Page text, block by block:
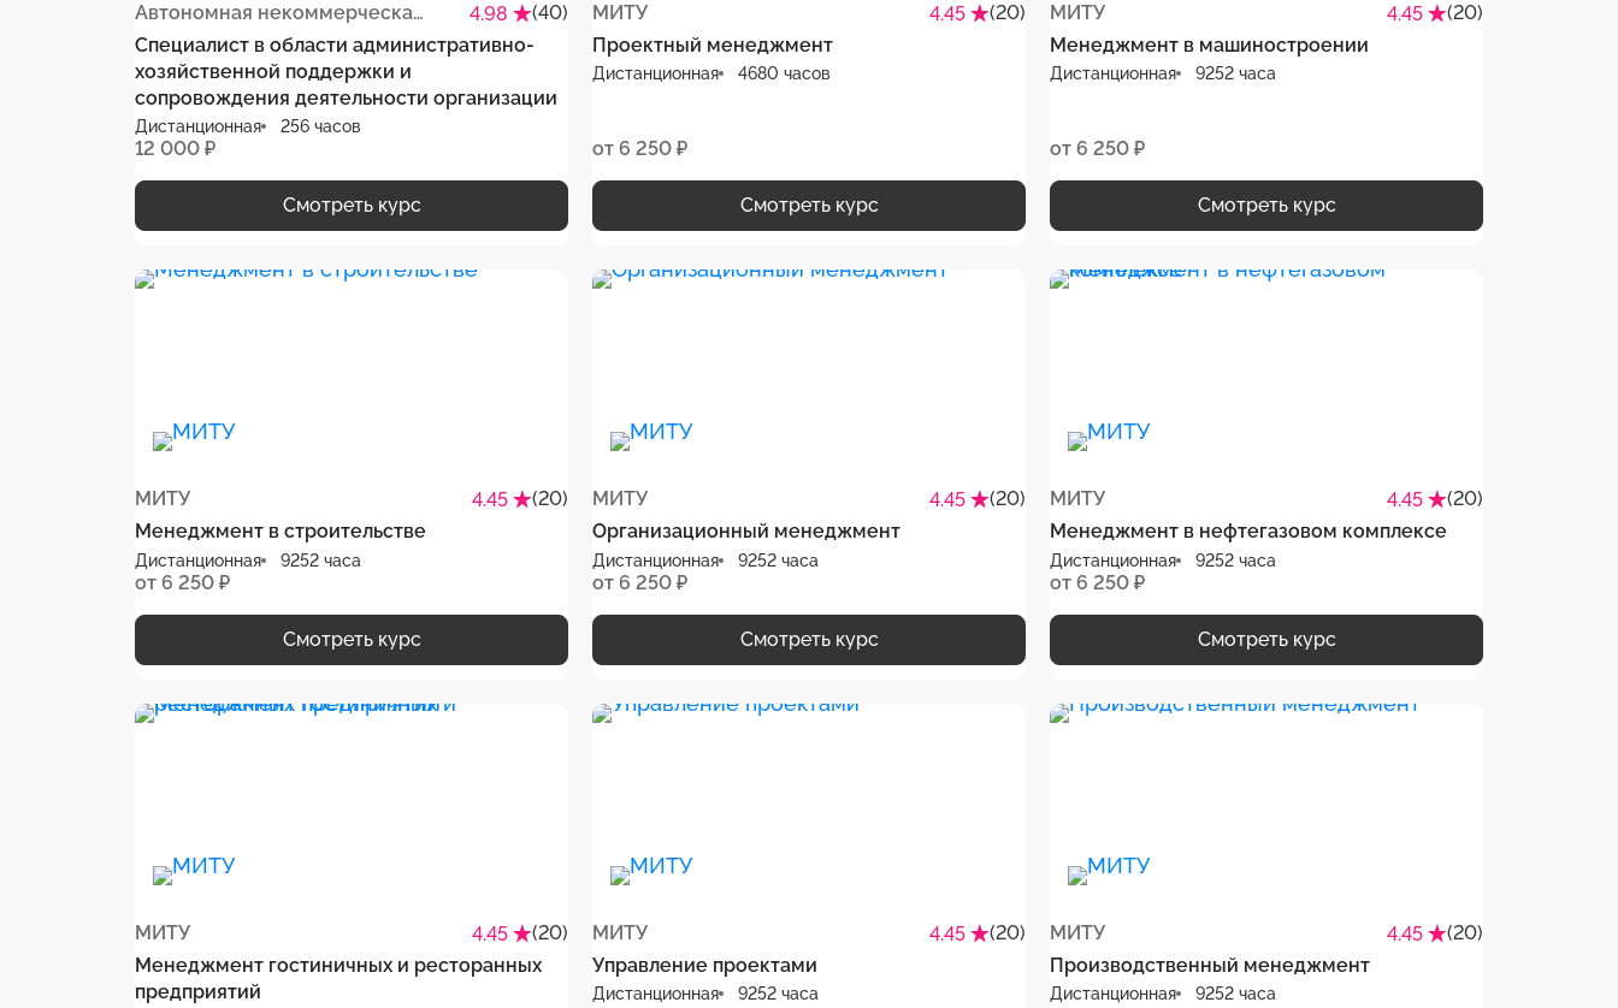
Автономная некоммерческая организация ДПО «РИОТ» 4.98
(40)
Специалист в области административно-
хозяйственной поддержки и
сопровождения деятельности организации
Дистанционная 256 часов
12 000 ₽
Смотреть курс
МИТУ 4.45
(20)
Проектный менеджмент
Дистанционная 4680 часов
от 6 250 ₽
Смотреть курс
МИТУ 4.45
(20)
Менеджмент в машиностроении
Дистанционная 9252 часа
от 6 250 ₽
Смотреть курс
МИТУ 4.45
(20)
Менеджмент в строительстве
Дистанционная 9252 часа
от 6 250 ₽
Смотреть курс
МИТУ 4.45
(20)
Организационный менеджмент
Дистанционная 9252 часа
от 6 250 ₽
Смотреть курс
МИТУ 4.45
(20)
Менеджмент в нефтегазовом комплексе
Дистанционная 9252 часа
от 6 250 ₽
Смотреть курс
МИТУ 4.45
(20)
Менеджмент гостиничных и ресторанных
предприятий
МИТУ 4.45
(20)
Управление проектами
Дистанционная 9252 часа
МИТУ 4.45
(20)
Производственный менеджмент
Дистанционная 9252 часа